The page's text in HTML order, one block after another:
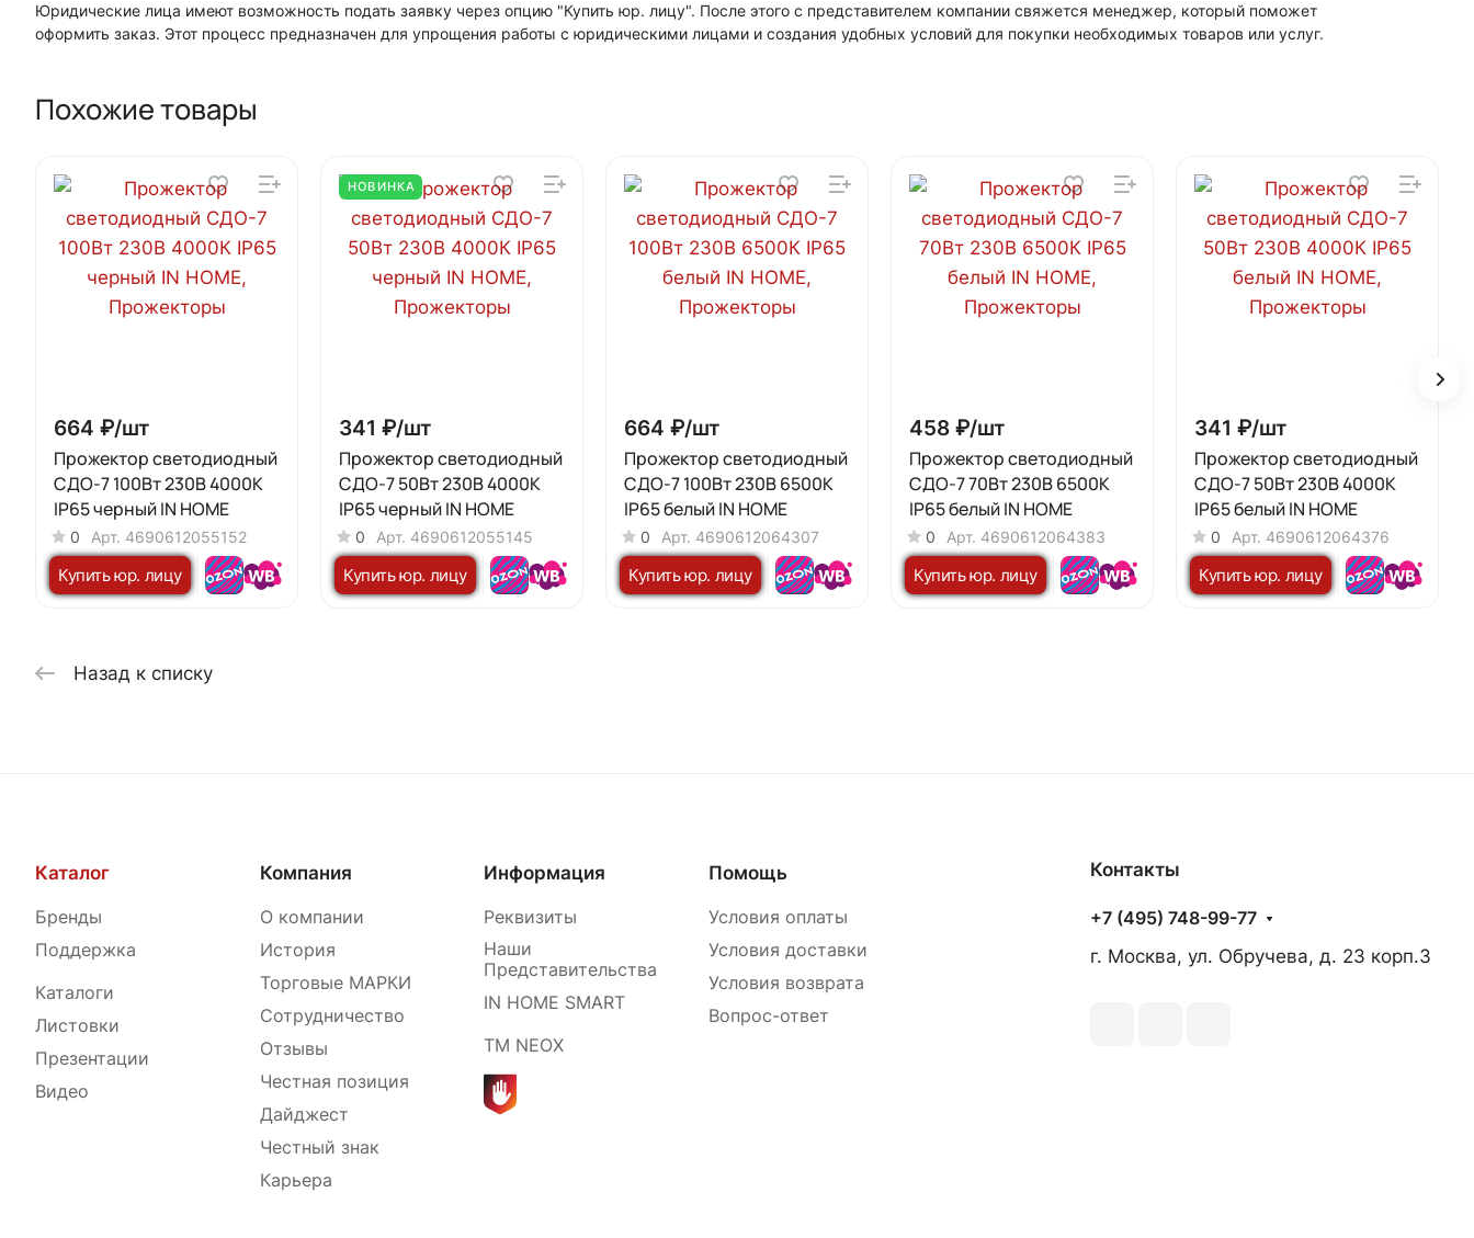
Юридические лица имеют возможность подать заявку через опцию "Купить юр. лицу". После этого с представителем компании свяжется менеджер, который поможет
оформить заказ. Этот процесс предназначен для упрощения работы с юридическими лицами и создания удобных условий для покупки необходимых товаров или услуг.
Похожие товары
664 ₽/шт
Прожектор светодиодный
СДО-7 100Вт 230В 4000К
IP65 черный IN HOME
0 Арт. 4690612055152
Купить юр. лицу
НОВИНКА
341 ₽/шт
Прожектор светодиодный
СДО-7 50Вт 230В 4000К
IP65 черный IN HOME
0 Арт. 4690612055145
Купить юр. лицу
664 ₽/шт
Прожектор светодиодный
СДО-7 100Вт 230В 6500К
IP65 белый IN HOME
0 Арт. 4690612064307
Купить юр. лицу
458 ₽/шт
Прожектор светодиодный
СДО-7 70Вт 230В 6500К
IP65 белый IN HOME
0 Арт. 4690612064383
Купить юр. лицу
341 ₽/шт
Прожектор светодиодный
СДО-7 50Вт 230В 4000К
IP65 белый IN HOME
0 Арт. 4690612064376
Купить юр. лицу
Назад к списку
Каталог
Бренды
Поддержка
Каталоги
Листовки
Презентации
Видео
Компания
О компании
История
Торговые МАРКИ
Сотрудничество
Отзывы
Честная позиция
Дайджест
Честный знак
Карьера
Информация
Реквизиты
Наши
Представительства
IN HOME SMART
ТМ NEOX
Помощь
Условия оплаты
Условия доставки
Условия возврата
Вопрос-ответ
Контакты
+7 (495) 748-99-77
г. Москва, ул. Обручева, д. 23 корп.3